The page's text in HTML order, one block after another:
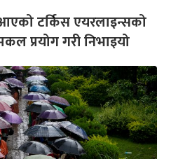
टर्किस एयरलाइन्सको
प्रयोग गरी निभाइयो